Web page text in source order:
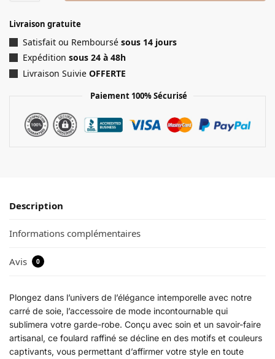
Livraison gratuite
Satisfait ou Remboursé sous 14 jours
Expédition sous 24 à 48h
Livraison Suivie OFFERTE
Paiement 100% Sécurisé
Description
Informations complémentaires
Avis 0
Plongez dans l’univers de l’élégance intemporelle avec notre
carré de soie, l’accessoire de mode incontournable qui
sublimera votre garde-robe. Conçu avec soin et un savoir-faire
artisanal, ce foulard raffiné se décline en des motifs et couleurs
captivants, vous permettant d’affirmer votre style en toute